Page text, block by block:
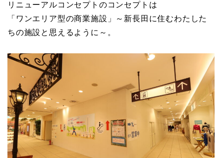
リニューアルコンセプトのコンセプトは
「ワンエリア型の商業施設」～新長田に住むわたした
ちの施設と思えるように～。